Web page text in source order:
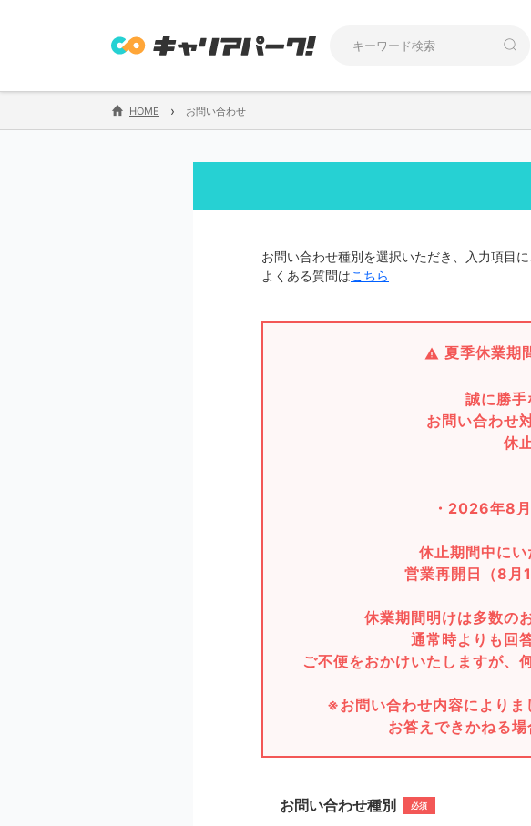
HOME › お問い合わせ
お問い合わせ種別を選択いただき、入力項目
よくある質問はこちら
夏季休業期
誠に勝
お問い合わせ
休
・2026年8
休止期間中にい
営業再開日（8月
休業期間明けは多数の
通常時よりも回
ご不便をおかけいたしますが、
※お問い合わせ内容によりま
お答えできかねる
お問い合わせ種別 必須